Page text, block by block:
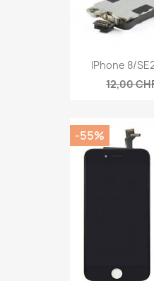
IPhone 8/
12,00
-55%